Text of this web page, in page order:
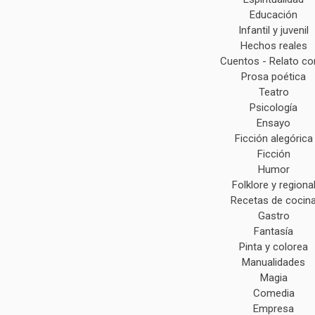
Educación
Infantil y juvenil
Hechos reales
Cuentos - Relato
Prosa poética
Teatro
Psicología
Ensayo
Ficción alegórica
Ficción
Humor
Folklore y regional
Recetas de
Gastro
Fantasía
Pinta y colorea
Manualidades
Magia
Comedia
Empresa